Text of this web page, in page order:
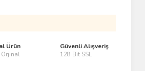
Ürün Güvenli Alışveriş
128 Bit SSL